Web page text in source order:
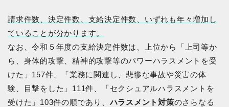
請求件数、決定件数、支給決定件数、いずれも年々増加し
ていることが分かります。
なお、令和５年度の支給決定件数は、上位から「上司等か
ら、身体的攻撃、精神的攻撃等のパワーハラスメントを受
けた」157件、「業務に関連し、悲惨な事故や災害の体
験、目撃をした」111件、「セクシュアルハラスメントを
受けた」103件の順であり、ハラスメント対策のさらなる